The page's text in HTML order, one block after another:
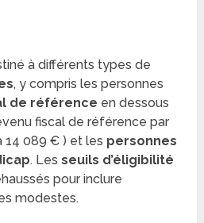
à différents types de
, y compris les personnes
de référence en dessous
fiscal de référence par
14 089 € ) et les personnes
. Lesseuils d’éligibilité
pour inclure
modestes.